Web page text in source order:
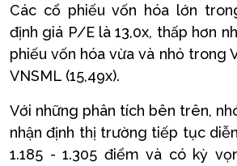
Các cổ phiếu vốn hóa lớn
định giá P/E là 13,0x, thấp hơn
phiếu vốn hóa vừa và nhỏ trong
VNSML (15,49x).
Với những phân tích bên trên,
nhận định thị trường tiếp tục
1.185 - 1.305 điểm và có kỳ